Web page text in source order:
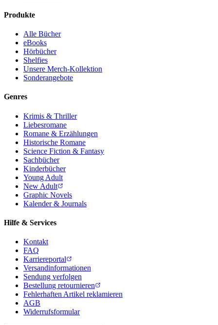
Produkte
Alle Bücher
eBooks
Hörbücher
Shelfies
Unsere Merch-Kollektion
Sonderangebote
Genres
Krimis & Thriller
Liebesromane
Romane & Erzählungen
Historische Romane
Science Fiction & Fantasy
Sachbücher
Kinderbücher
Young Adult
New Adult
Graphic Novels
Kalender & Journals
Hilfe & Services
Kontakt
FAQ
Karriereportal
Versandinformationen
Sendung verfolgen
Bestellung retournieren
Fehlerhaften Artikel reklamieren
AGB
Widerrufsformular